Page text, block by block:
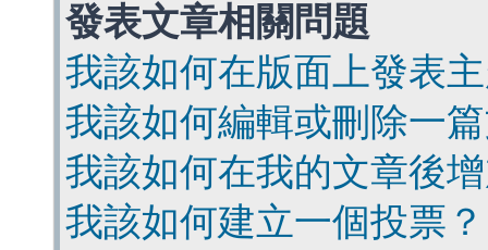
發表文章相關問題
我該如何在版面上發表
我該如何編輯或刪除一
我該如何在我的文章後
我該如何建立一個投票？